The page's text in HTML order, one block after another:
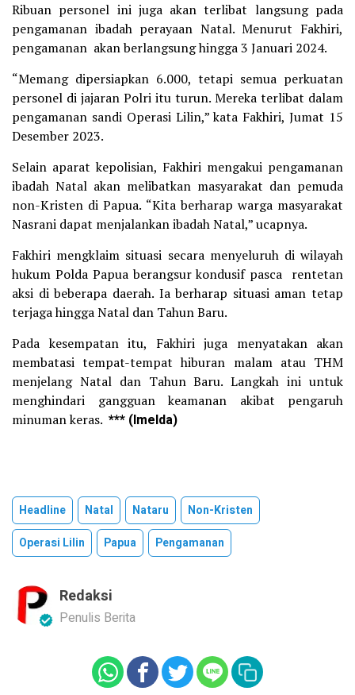
Ribuan personel ini juga akan terlibat langsung pada
pengamanan ibadah perayaan Natal. Menurut Fakhiri,
pengamanan akan berlangsung hingga 3 Januari 2024.
“Memang dipersiapkan 6.000, tetapi semua perkuatan
personel di jajaran Polri itu turun. Mereka terlibat dalam
pengamanan sandi Operasi Lilin,” kata Fakhiri, Jumat 15
Desember 2023.
Selain aparat kepolisian, Fakhiri mengakui pengamanan
ibadah Natal akan melibatkan masyarakat dan pemuda
non-Kristen di Papua. “Kita berharap warga masyarakat
Nasrani dapat menjalankan ibadah Natal,” ucapnya.
Fakhiri mengklaim situasi secara menyeluruh di wilayah
hukum Polda Papua berangsur kondusif pasca rentetan
aksi di beberapa daerah. Ia berharap situasi aman tetap
terjaga hingga Natal dan Tahun Baru.
Pada kesempatan itu, Fakhiri juga menyatakan akan
membatasi tempat-tempat hiburan malam atau THM
menjelang Natal dan Tahun Baru. Langkah ini untuk
menghindari gangguan keamanan akibat pengaruh
minuman keras. *** (Imelda)
Headline Natal Nataru
Non-Kristen
Operasi Lilin
Papua Pengamanan
Redaksi
Penulis Berita